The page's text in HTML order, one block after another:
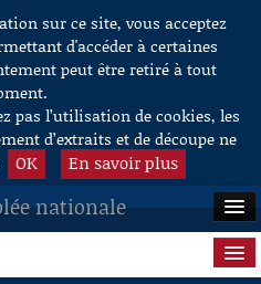
sur ce site, vous acceptez
d'accéder à certaines
peut être retiré à tout
pas l’utilisation de cookies, les
d’extraits et de découpe ne
OK En savoir plus
nationale